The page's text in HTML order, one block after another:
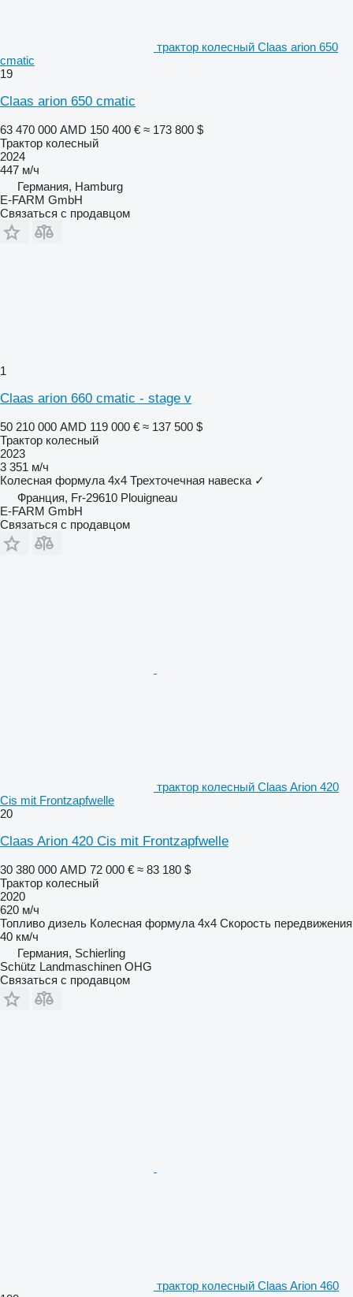
трактор колесный Claas arion 650
cmatic
19
Claas arion 650 cmatic
63 470 000 AMD 150 400 € ≈ 173 800 $
Трактор колесный
2024
447 м/ч
Германия, Hamburg
E-FARM GmbH
Связаться с продавцом
1
Claas arion 660 cmatic - stage v
50 210 000 AMD 119 000 € ≈ 137 500 $
Трактор колесный
2023
3 351 м/ч
Колесная формула 4x4 Трехточечная навеска ✓
Франция, Fr-29610 Plouigneau
E-FARM GmbH
Связаться с продавцом
трактор колесный Claas Arion 420
Cis mit Frontzapfwelle
20
Claas Arion 420 Cis mit Frontzapfwelle
30 380 000 AMD 72 000 € ≈ 83 180 $
Трактор колесный
2020
620 м/ч
Топливо дизель Колесная формула 4x4 Скорость передвижения
40 км/ч
Германия, Schierling
Schütz Landmaschinen OHG
Связаться с продавцом
трактор колесный Claas Arion 460